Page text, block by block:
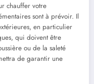
chauffer votre
sont à prévoir. Il
en particulier
qui doivent être
ou de la saleté
de garantir une